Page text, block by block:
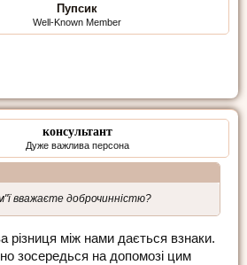
Пупсик
Well-Known Member
консультант
Дуже важлива персона
вважаєте доброчинністю?
різниця між нами дається взнаки.
зосередься на допомозі цим